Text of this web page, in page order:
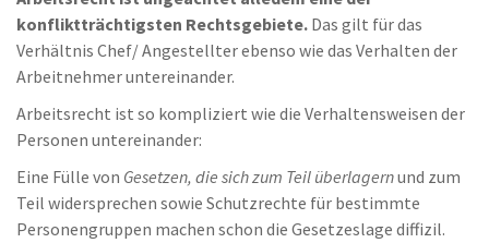
konfliktträchtigsten Rechtsgebiete. Das gilt für das
Verhältnis Chef/ Angestellter ebenso wie das Verhalten der
Arbeitnehmer untereinander.
Arbeitsrecht ist so kompliziert wie die Verhaltensweisen der
Personen untereinander:
Eine Fülle von Gesetzen, die sich zum Teil überlagernund zum
Teil widersprechen sowie Schutzrechte für bestimmte
Personengruppen machen schon die Gesetzeslage diffizil.